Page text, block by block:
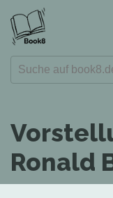
Ronald